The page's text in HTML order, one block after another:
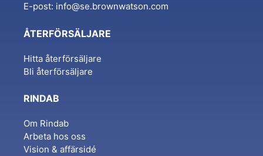
E-post: info@se.brownwatson.com
ÅTERFÖRSÄLJARE
Hitta återförsäljare
Bli återförsäljare
RINDAB
Om Rindab
Arbeta hos oss
Vision & affärsidé